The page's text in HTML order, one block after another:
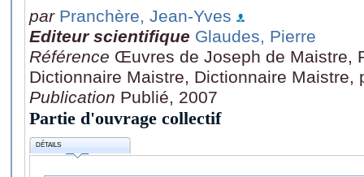
par Pranchère, Jean-Yves
Editeur scientifique Glaudes, Pierre
Référence Œuvres de Joseph de Maistre,
Dictionnaire Maistre, Dictionnaire Maistre,
Publication Publié, 2007
Partie d'ouvrage collectif
DÉTAILS